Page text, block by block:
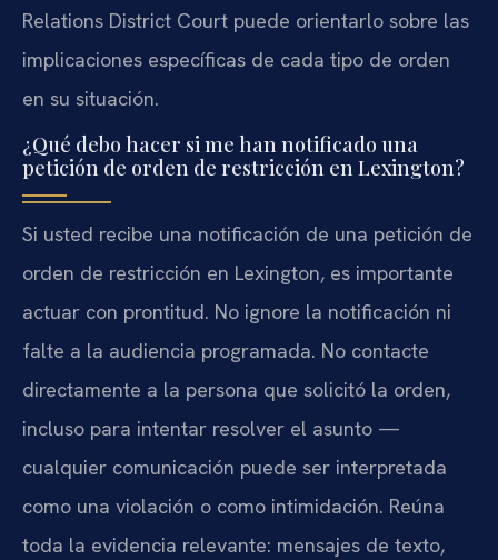
Relations District Court puede orientarlo sobre las
implicaciones específicas de cada tipo de orden
en su situación.
¿Qué debo hacer si me han notificado una
petición de orden de restricción en Lexington?
Si usted recibe una notificación de una petición de
orden de restricción en Lexington, es importante
actuar con prontitud. No ignore la notificación ni
falte a la audiencia programada. No contacte
directamente a la persona que solicitó la orden,
incluso para intentar resolver el asunto —
cualquier comunicación puede ser interpretada
como una violación o como intimidación. Reúna
toda la evidencia relevante: mensajes de texto,